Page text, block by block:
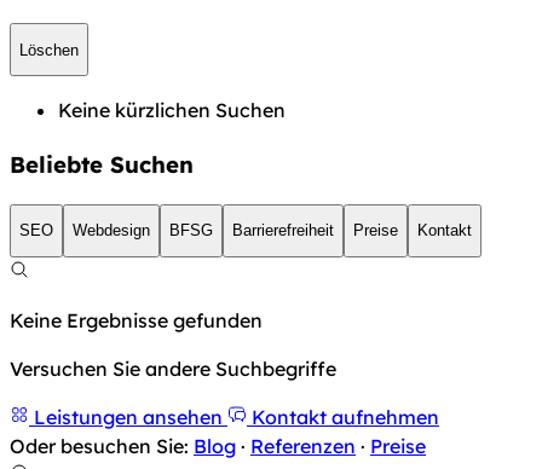
Löschen
Keine kürzlichen Suchen
Beliebte Suchen
SEO Webdesign BFSG Barrierefreiheit Preise Kontakt
Keine Ergebnisse gefunden
Versuchen Sie andere Suchbegriffe
Leistungen ansehen
Kontakt aufnehmen
Oder besuchen Sie: Blog · Referenzen · Preise